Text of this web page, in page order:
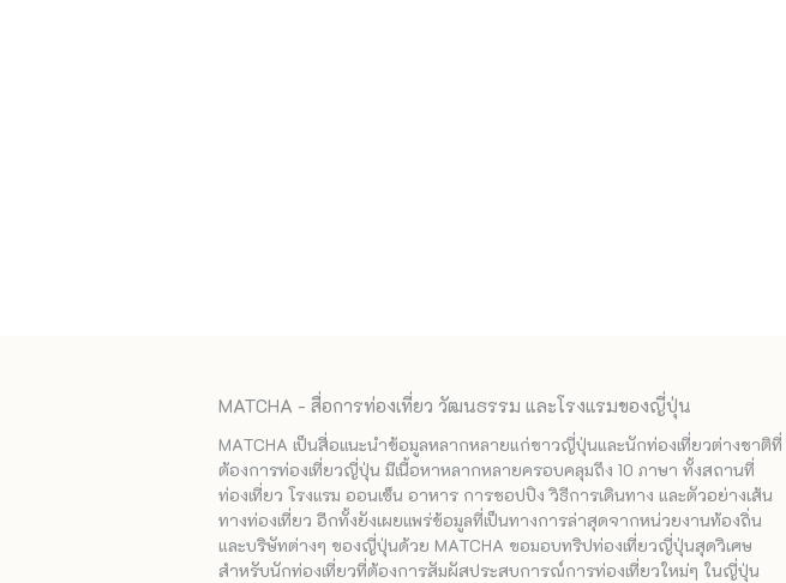
MATCHA - สื่อการท่องเที่ยว วัฒนธรรม และโรงแรมของญี่ปุ่น
MATCHA เป็นสื่อแนะนำข้อมูลหลากหลายแก่ชาวญี่ปุ่นและนักท่องเที่ยวต่างชาติที่
ต้องการท่องเที่ยวญี่ปุ่น มีเนื้อหาหลากหลายครอบคลุมถึง 10 ภาษา ทั้งสถานที่
ท่องเที่ยว โรงแรม ออนเซ็น อาหาร การชอปปิง วิธีการเดินทาง และตัวอย่างเส้น
ทางท่องเที่ยว อีกทั้งยังเผยแพร่ข้อมูลที่เป็นทางการล่าสุดจากหน่วยงานท้องถิ่น
และบริษัทต่างๆ ของญี่ปุ่นด้วย MATCHA ขอมอบทริปท่องเที่ยวญี่ปุ่นสุดวิเศษ
สำหรับนักท่องเที่ยวที่ต้องการสัมผัสประสบการณ์การท่องเที่ยวใหม่ๆ ในญี่ปุ่น